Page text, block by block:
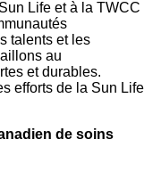
Life et à la TWCC
talents et les
au
et durables.
efforts de la Sun Life
de soins